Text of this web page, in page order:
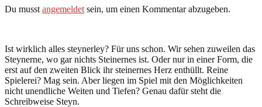
Du musst angemeldet sein, um einen Kommentar abzugeben.
Ist wirklich alles steynerley? Für uns schon. Wir sehen zuweilen das
Steynerne, wo gar nichts Steinernes ist. Oder nur in einer Form, die
erst auf den zweiten Blick ihr steinernes Herz enthüllt. Reine
Spielerei? Mag sein. Aber liegen im Spiel mit den Möglichkeiten
nicht unendliche Weiten und Tiefen? Genau dafür steht die
Schreibweise Steyn.